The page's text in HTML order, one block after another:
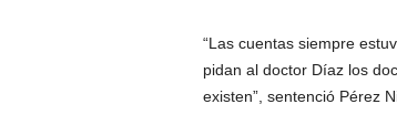
“Las cuentas siempre
pidan al doctor Díaz los
existen”, sentenció Pérez